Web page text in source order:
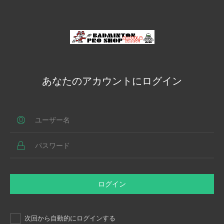
あなたのアカウントにログイン
ログイン
次回から自動的にログインする